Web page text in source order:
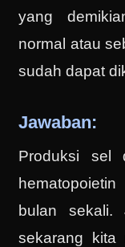
yang
normal atau
sudah dapat
Jawaban:
Produksi sel
bulan sekali.
sekarang kita